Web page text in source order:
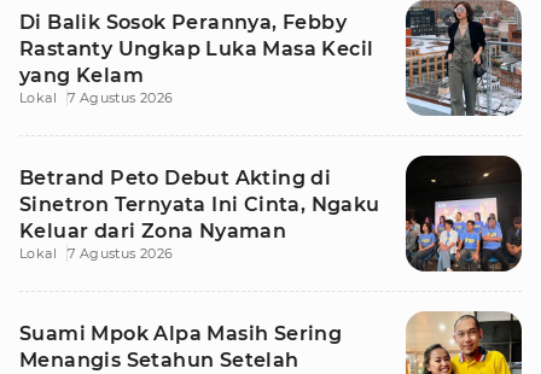
Di Balik Sosok Perannya, Febby
Rastanty Ungkap Luka Masa Kecil
yang Kelam
Lokal 7 Agustus 2026
Betrand Peto Debut Akting di
Sinetron Ternyata Ini Cinta, Ngaku
Keluar dari Zona Nyaman
Lokal 7 Agustus 2026
Suami Mpok Alpa Masih Sering
Menangis Setahun Setelah